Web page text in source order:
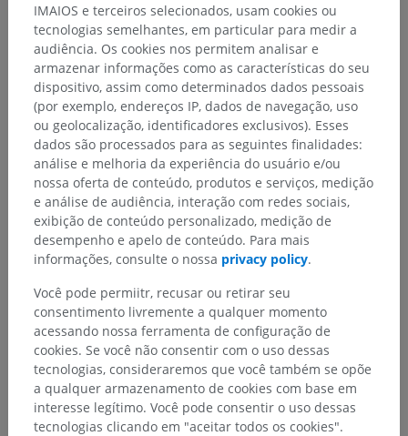
Anatomia humana 1
Traduções
Encontrou um erro?
Não hesite em nos sugerir uma correção, tradução ou
melhora de conteúdo.
BAIXE O APLICATIVO
IMAIOS e terceiros selecionados, usam cookies ou
tecnologias semelhantes, em particular para medir a
audiência. Os cookies nos permitem analisar e
armazenar informações como as características do seu
dispositivo, assim como determinados dados pessoais
(por exemplo, endereços IP, dados de navegação, uso
ou geolocalização, identificadores exclusivos). Esses
dados são processados para as seguintes finalidades:
análise e melhoria da experiência do usuário e/ou
nossa oferta de conteúdo, produtos e serviços, medição
e análise de audiência, interação com redes sociais,
exibição de conteúdo personalizado, medição de
desempenho e apelo de conteúdo. Para mais
informações, consulte o nossa privacy policy.
Você pode permiitr, recusar ou retirar seu
consentimento livremente a qualquer momento
acessando nossa ferramenta de configuração de
cookies. Se você não consentir com o uso dessas
tecnologias, consideraremos que você também se opõe
a qualquer armazenamento de cookies com base em
interesse legítimo. Você pode consentir o uso dessas
tecnologias clicando em "aceitar todos os cookies".